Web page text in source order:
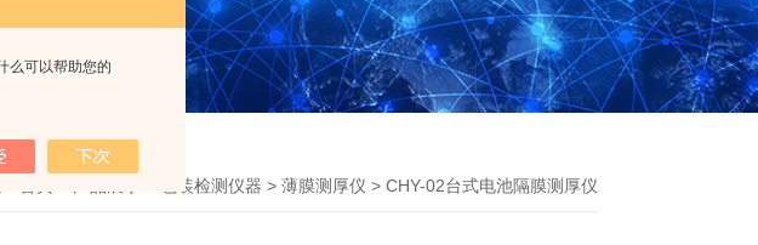
么可以帮助您的
包装检测仪器 > 薄膜测厚仪 > CHY-02台式电池隔膜测厚仪